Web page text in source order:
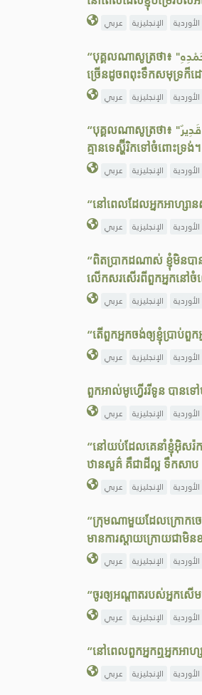
عربي الإنجليزية الأوردية
“បុគ្គលណាសូត្រថា៖ "سُبْحَانَ اللهِ وَبِحَمْدِهِ" (អល់ឡោះមហាស្អាតស្អំ ហើយការសរសើរទាំងឡាយ គឺសម្រាប់ទ្រង់) ចំនួនមួយរយដងក្នុងមួយថ្ងៃ គេនឹងអភ័យទោសឲ្យជននោះ ទោះជាបាបកម្មនោះ
ច្រើនដូចពពុះទឹកសមុទ្រក៏
عربي الإنجليزية الأوردية
“បុគ្គលណាសូត្រថា៖ "لا إلهَ إِلا اللهُ وَحْدَهُ لا شَريكَ لَهُ ، لَهُ الـمُلْكُ وَلَهُ الحَمْدُ ؛ وَهُوَ عَلَى كُلِّ شَيْءٍ قَدِيرٌ" (គ្មានទេម្ចាស់ដែលត្រូវគេគោរពសក្ការៈដ៏ពិតប្រាកដ គឺមានតែអល់ឡោះមួយគត់
គ្មានទេស្ហ៊ីរិកទៅចំពោះទ្រ
عربي الإنجليزية الأوردية
عربي الإنجليزية الأوردية
“ពិតប្រាកដណាស់ ខ្ញុំមិនប
លើកសរសើរពីពួកអ្នកនៅ
عربي الإنجليزية الأوردية
“តើពួកអ្នកចង់ឲ្យខ្ញុំប្រាប់
عربي الإنجليزية الأوردية
ពួកអាល់មូហ្វើររីទូន បាន
عربي الإنجليزية الأوردية
“នៅយប់ដែលគេនាំខ្ញុំអ៊ិសរ៉
ឋានសួគ៌ គឺជាដីល្អ ទឹកសាប
عربي الإنجليزية الأوردية
“ក្រុមណាមួយដែលក្រោកច
មានការស្ដាយក្រោយជាមិន
عربي الإنجليزية الأوردية
“ចូរឲ្យអណ្ដាតរបស់អ្នកស
عربي الإنجليزية الأوردية
“នៅពេលពួកអ្នកឮអ្នកអាហ្
عربي الإنجليزية الأوردية